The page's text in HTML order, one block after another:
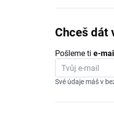
Chceš dát
Pošleme ti e-
Své údaje máš v